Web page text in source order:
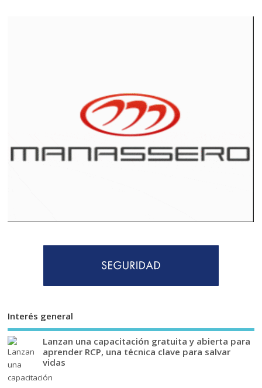
Interés general
Lanzan una capacitación gratuita y abierta para
aprender RCP, una técnica clave para salvar
vidas